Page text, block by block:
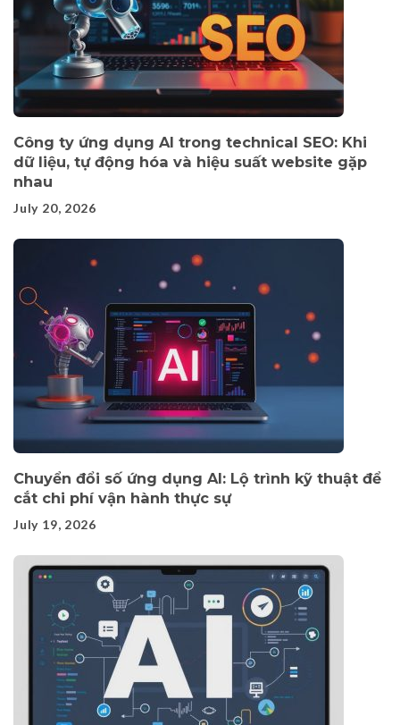
Công ty ứng dụng AI trong technical SEO: Khi
dữ liệu, tự động hóa và hiệu suất website gặp
nhau
July 20, 2026
Chuyển đổi số ứng dụng AI: Lộ trình kỹ thuật để
cắt chi phí vận hành thực sự
July 19, 2026